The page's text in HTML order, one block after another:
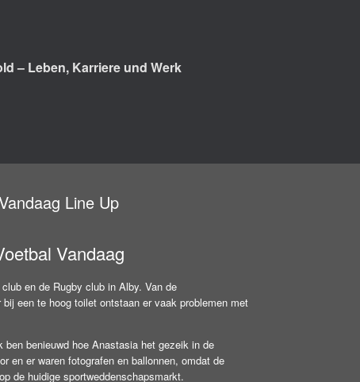
– Leben, Karriere und Werk
Line Up
Vandaag
en de Rugby club in Alby. Van de
een te hoog toilet ontstaan er vaak problemen met
benieuwd hoe Anastasia het gezeik in de
en er waren fotografen en ballonnen, omdat de
de huidige sportweddenschapsmarkt.